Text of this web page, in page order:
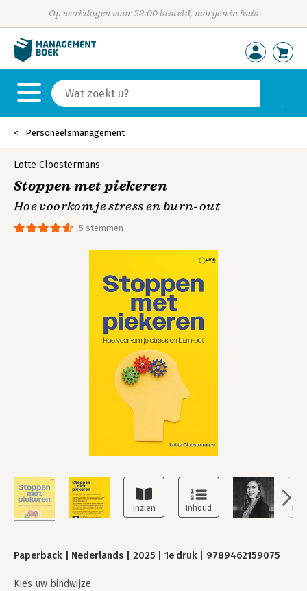
Op werkdagen voor 23:00 besteld, morgen in huis
Personeelsmanagement
5 stemmen
Lotte Cloostermans
Stoppen met piekeren
Hoe voorkom je stress en burn-out
Paperback Nederlands 2025 1e druk 9789462159075
Kies uw bindwijze